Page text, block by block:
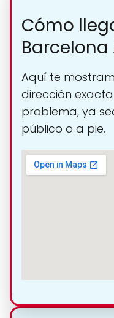
Cómo
Barcelona
Aquí te
dirección
problema, ya
público o a pie.